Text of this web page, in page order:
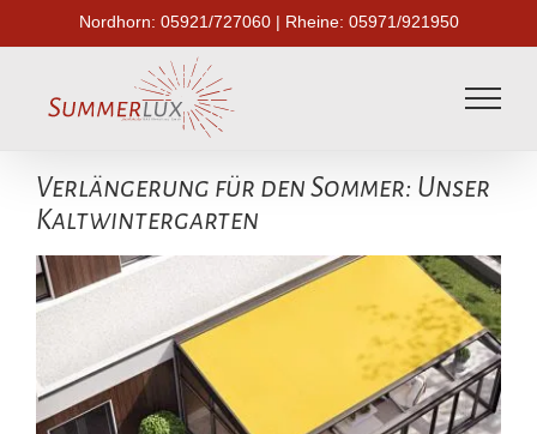
to
Nordhorn: 05921/727060| Rheine: 05971/921950
Verlängerung für den Sommer: Unser
Kaltwintergarten
Zeige
grösseres